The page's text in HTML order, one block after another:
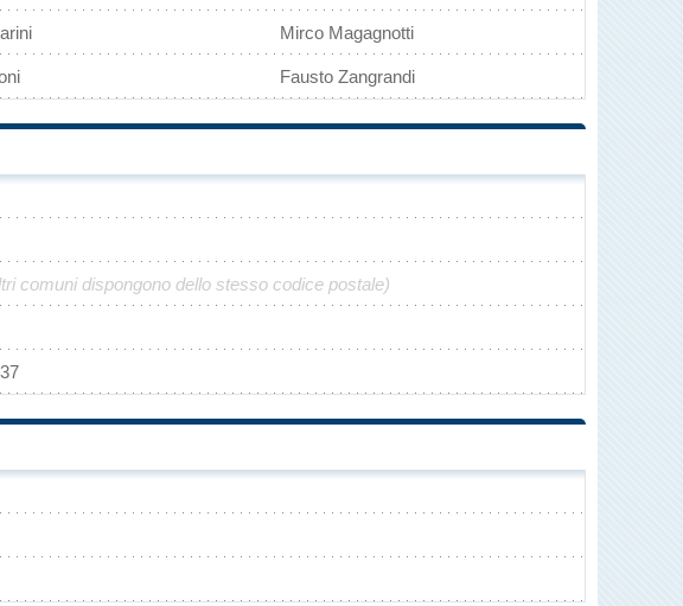
Mirco Magagnotti
Fausto Zangrandi
comuni dispongono dello stesso codice postale)